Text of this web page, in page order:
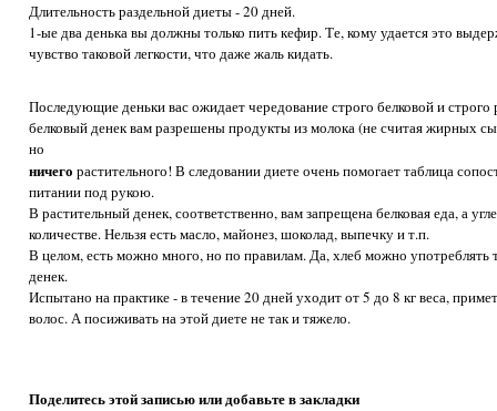
Длительность раздельной диеты - 20 дней.
1-ые два денька вы должны только пить кефир. Те, кому удается это
чувство таковой легкости, что даже жаль кидать.
Последующие деньки вас ожидает чередование строго белковой и
белковый денек вам разрешены продукты из молока (не считая жирных
но
ничего растительного! В следовании диете очень помогает таблица
питании под рукою.
В растительный денек, соответственно, вам запрещена белковая еда, а
количестве. Нельзя есть масло, майонез, шоколад, выпечку и т.п.
В целом, есть можно много, но по правилам. Да, хлеб можно употреблять
денек.
Испытано на практике - в течение 20 дней уходит от 5 до 8 кг веса,
волос. А посиживать на этой диете не так и тяжело.
Поделитесь этой записью или добавьте в закладки